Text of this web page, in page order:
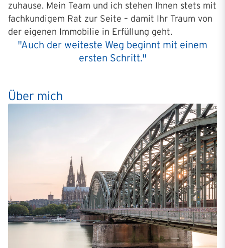
zuhause. Mein Team und ich stehen Ihnen stets mit
fachkundigem Rat zur Seite – damit Ihr Traum von
der eigenen Immobilie in Erfüllung geht.
"Auch der weiteste Weg beginnt mit einem
ersten Schritt."
Über mich